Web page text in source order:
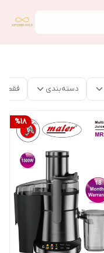
دسته‌بندی فقط
%18